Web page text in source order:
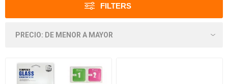
FILTERS